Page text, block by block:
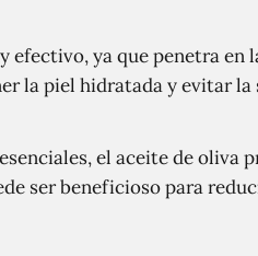
ya que penetra en
la piel hidratada y evitar la
el aceite de oliva
ser beneficioso para